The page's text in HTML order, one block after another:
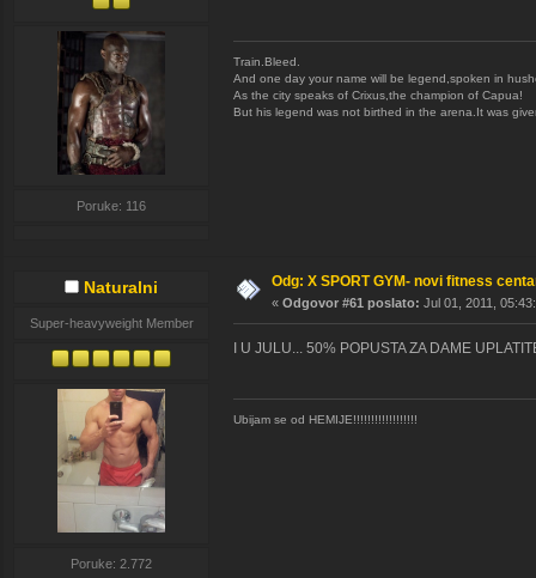
Poruke: 116
Train.Bleed.
And one day your name will be legend,spoken in
As the city speaks of Crixus,the champion of Capua!
But his legend was not birthed in the arena.It was
Naturalni
Super-heavyweight Member
Poruke: 2.772
Odg: X SPORT GYM- novi fitness
« Odgovor #61 poslato: Jul 01, 2011,
I U JULU... 50% POPUSTA ZA DAME
Ubijam se od HEMIJE!!!!!!!!!!!!!!!!!!